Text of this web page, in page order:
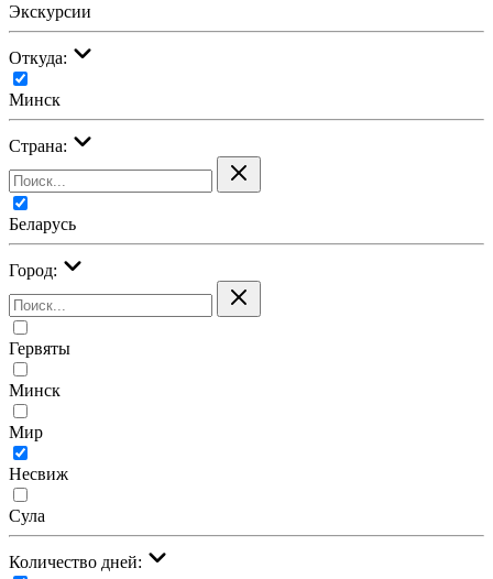
Экскурсии
Откуда:
Минск
Страна:
Беларусь
Город:
Гервяты
Минск
Мир
Несвиж
Сула
Количество дней: